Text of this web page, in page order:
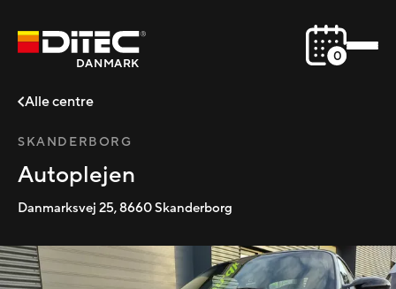
DANMARK 0
Alle centre
SKANDERBORG
Autoplejen
Danmarksvej 25,8660Skanderborg